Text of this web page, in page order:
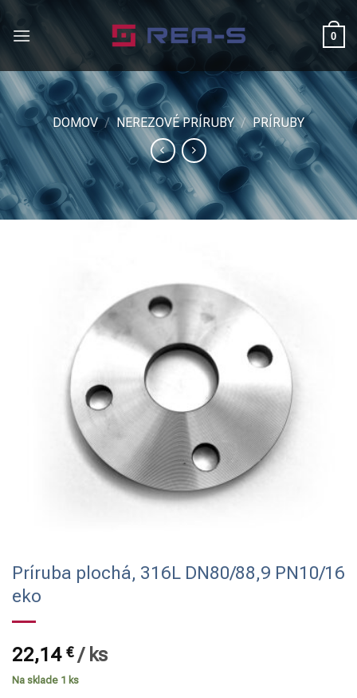
0
DOMOV / NEREZOVÉ PRÍRUBY / PRÍRUBY
Príruba plochá, 316L DN80/88,9 PN10/16
eko
22,14 €/ ks
Na sklade 1 ks